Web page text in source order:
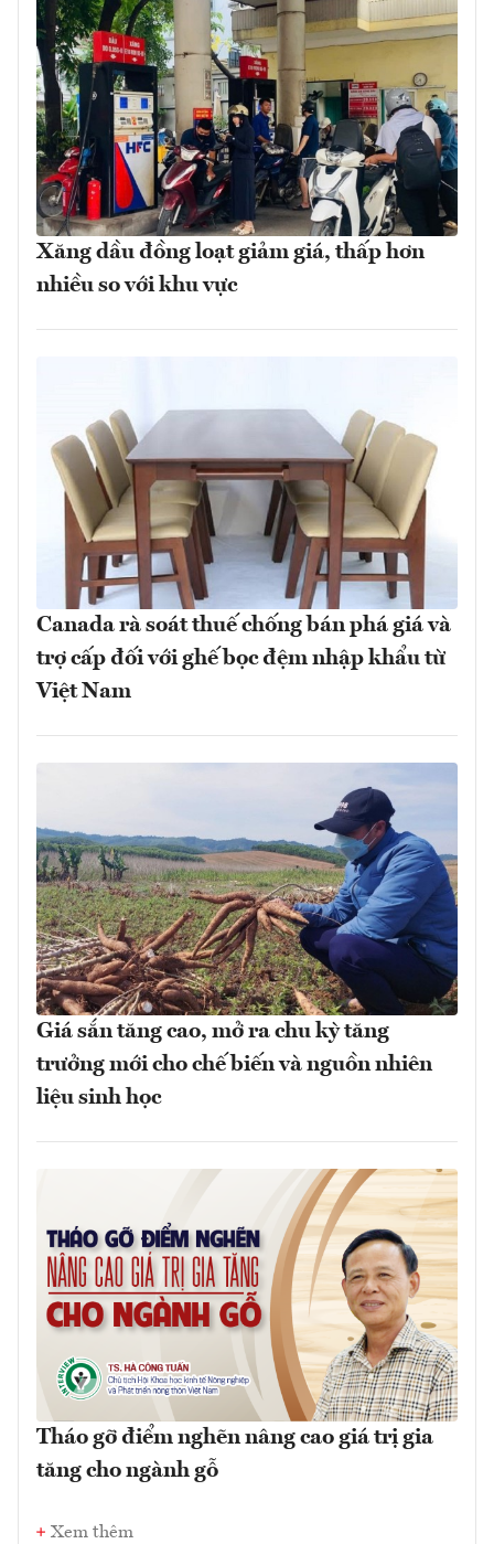
Xăng dầu đồng loạt giảm giá, thấp hơn
nhiều so với khu vực
Canada rà soát thuế chống bán phá giá và
trợ cấp đối với ghế bọc đệm nhập khẩu từ
Việt Nam
Giá sắn tăng cao, mở ra chu kỳ tăng
trưởng mới cho chế biến và nguồn nhiên
liệu sinh học
Tháo gỡ điểm nghẽn nâng cao giá trị gia
tăng cho ngành gỗ
Xem thêm